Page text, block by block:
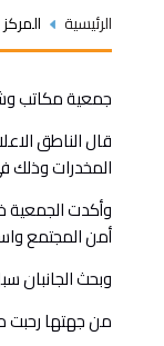
الرئيسية
جمعية مكاتب
المخدرات وذلك
وأكدت الجمعية
أمن المجتمع
وبحث الجانبان
من جهتها رحبت